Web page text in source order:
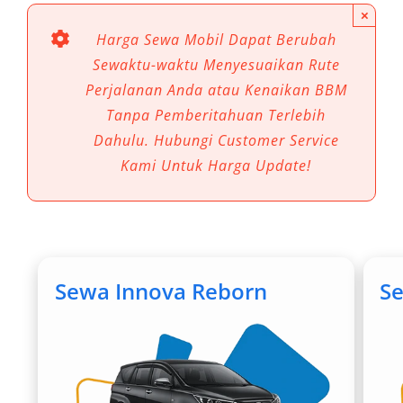
Dengan menggunakanrental mobil Magelang
, Anda mendapatkan:
Mobilitas lebih fleksibel tanpa bergantung
jadwal umum
Akses mudah ke destinasi wisata dan area
Efisiensi waktu untuk perjalanan bisnis
Mobil Magelang
1. Mobilitas Fleksibel Tanpa Batas
Waktu
Harga Sewa Mobil Dapat Berubah
Sewaktu-waktu Menyesuaikan Rute
Perjalanan Anda atau Kenaikan BBM
Tanpa Pemberitahuan Terlebih
Dahulu. Hubungi Customer Service
Kami Untuk Harga Update!
×
Sewa Innova Reborn